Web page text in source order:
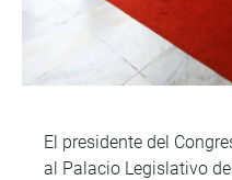
El presidente del
al Palacio Legislativo